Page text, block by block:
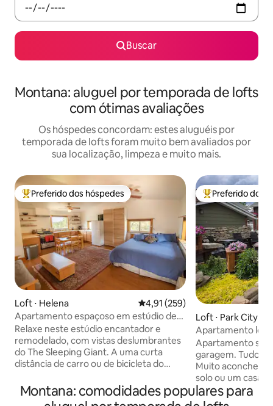
Buscar
Montana: aluguel por temporada de lofts
com ótimas avaliações
Os hóspedes concordam: estes aluguéis por
temporada de lofts foram muito bem avaliados por
sua localização, limpeza e muito mais.
Entre os melhores preferidos dos hóspedes
Preferido dos hóspedes
Loft ⋅ Helena 4,91 de uma avaliação média de
4,91 (259)
Apartamento espaçoso em estúdio de
artista com vista
Relaxe neste estúdio encantador e
remodelado, com vistas deslumbrantes
do The Sleeping Giant. A uma curta
distância de carro ou de bicicleta do
Bray e de parques/trilhas nas
proximidades. 10-Mile Creek & Spring
Entre os
Preferido dos
Loft ⋅ Park City
Apartamento loft
Park City
Apartamento
garagem. Tudo
Muito
solo ou um casal. Bela cozinha grande
com tudo o que
cozinhar. TV de
Montana: comodidades populares para